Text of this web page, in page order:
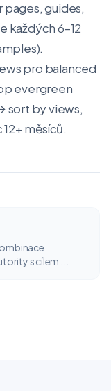
guides,
každých 6–12
pro balanced
evergreen
sort by views,
měsíců.
s cílem ...